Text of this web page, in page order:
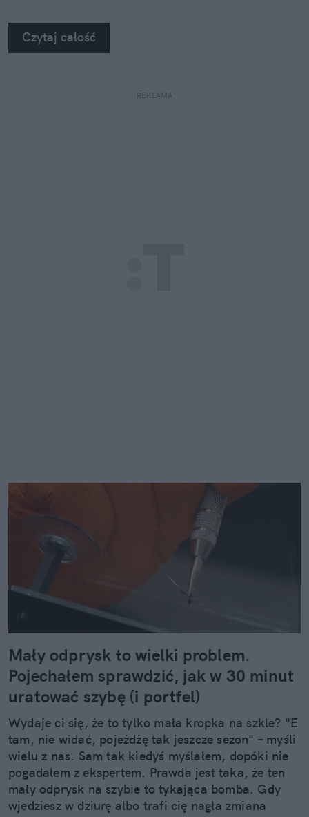
Czytaj całość
REKLAMA
Mały odprysk to wielki problem.
Pojechałem sprawdzić, jak w 30 minut
uratować szybę (i portfel)
Wydaje ci się, że to tylko mała kropka na szkle? "E
tam, nie widać, pojeżdżę tak jeszcze sezon" – myśli
wielu z nas. Sam tak kiedyś myślałem, dopóki nie
pogadałem z ekspertem. Prawda jest taka, że ten
mały odprysk na szybie to tykająca bomba. Gdy
wjedziesz w dziurę albo trafi cię nagła zmiana